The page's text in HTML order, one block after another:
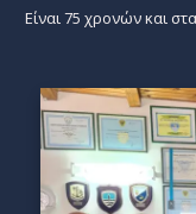
Είναι 75 χρονών και